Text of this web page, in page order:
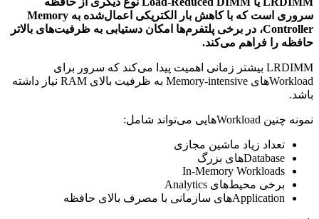
سروری است که با کاهش بار الکتریکی اعمال‌شده به Memory
Controller، در برخی پلتفرم‌ها امکان دستیابی به ظرفیت‌های بالاتر
حافظه را فراهم می‌کند.
LRDIMM بیشتر زمانی اهمیت پیدا می‌کند که سرور برای
Workloadهای Memory-intensive به ظرفیت بالای RAM نیاز داشته
باشد.
نمونه چنین Workloadهایی می‌تواند شامل:
تعداد زیاد ماشین مجازی
Databaseهای بزرگ
In-Memory Workloads
برخی محیط‌های Analytics
Applicationهای سازمانی با مصرف بالای حافظه